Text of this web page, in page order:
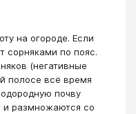
на огороде. Если
сорняками по пояс.
(негативные
полосе всё время
почву
и размножаются со